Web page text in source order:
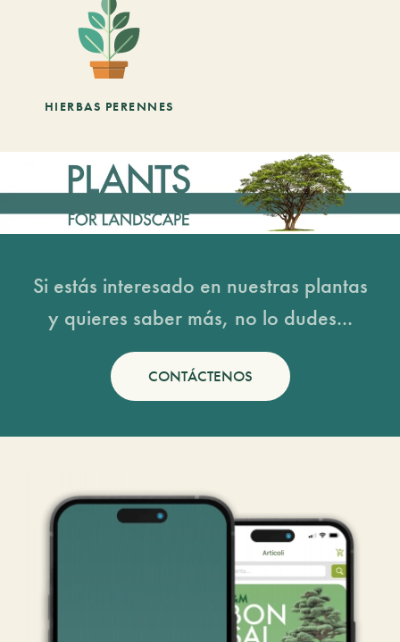
HIERBAS PERENNES
Si estás interesado en nuestras plantas
y quieres saber más, no lo dudes...
CONTÁCTENOS